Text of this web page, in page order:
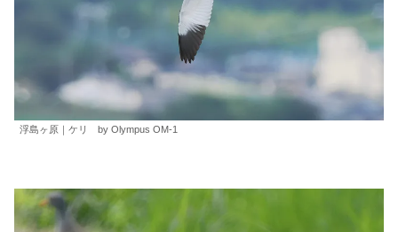
浮島ヶ原｜ケリ by Olympus OM-1